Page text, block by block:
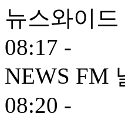
뉴스와이드
08:17 -
NEWS FM
08:20 -